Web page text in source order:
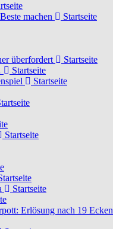
machen
Startseite
überfordert
Startseite
Startseite
Startseite
Startseite
Startseite
Erlösung nach 19